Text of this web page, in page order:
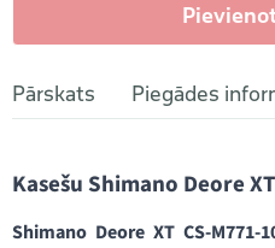
Pārskats Piegādes
Kasešu Shimano Deore
Shimano Deore XT CS-M771-